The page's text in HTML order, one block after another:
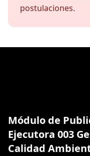
postulaciones.
Módulo de
Ejecutora 003
Calidad